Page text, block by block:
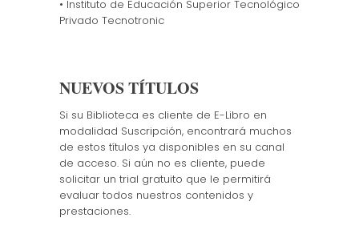
• Instituto de Educación Superior Tecnológico
Privado Tecnotronic
NUEVOS TÍTULOS
Si su Biblioteca es cliente de E-Libro en
modalidad Suscripción, encontrará muchos
de estos títulos ya disponibles en su canal
de acceso. Si aún no es cliente, puede
solicitar un trial gratuito que le permitirá
evaluar todos nuestros contenidos y
prestaciones.